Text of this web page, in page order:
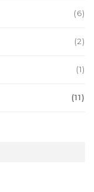
(6)
(2)
(1)
(11)